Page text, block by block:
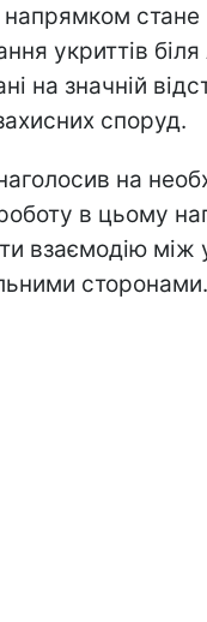
стане
укриттів
на значній
споруд.
на
в цьому
взаємодію між
сторонами.